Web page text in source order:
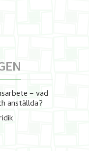
– vad
anställda?